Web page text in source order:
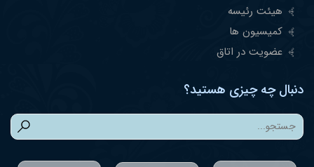
هیئت رئیسه
کمیسیون ها
عضویت در اتاق
دنبال چه چیزی هستید؟